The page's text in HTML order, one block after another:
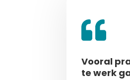
Vooral
te werk